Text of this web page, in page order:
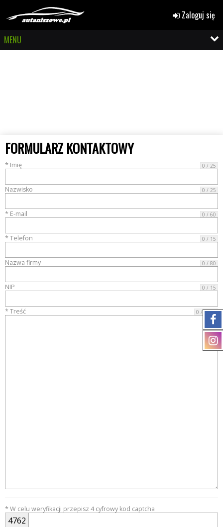
Zaloguj się
MENU
FORMULARZ KONTAKTOWY
* Imię 0 / 25
Nazwisko 0 / 25
* E-mail 0 / 60
* Telefon 0 / 15
Nazwa firmy 0 / 80
NIP 0 / 15
* Treść 0 / 4000
* W celu weryfikacji przepisz 4 cyfrowy kod captcha
4762